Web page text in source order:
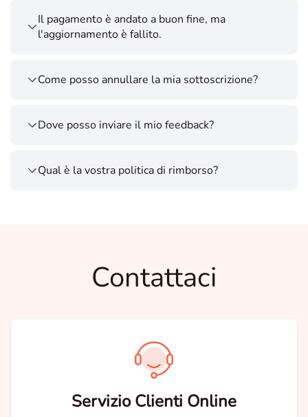
Il pagamento è andato a buon fine, ma
l'aggiornamento è fallito.
Come posso annullare la mia sottoscrizione?
Dove posso inviare il mio feedback?
Qual è la vostra politica di rimborso?
Contattaci
Servizio Clienti Online